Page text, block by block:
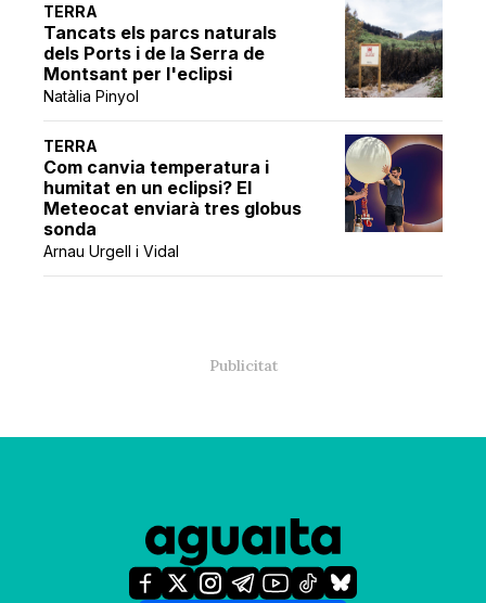
TERRA
Tancats els parcs naturals
dels Ports i de la Serra de
Montsant per l'eclipsi
Natàlia Pinyol
TERRA
Com canvia temperatura i
humitat en un eclipsi? El
Meteocat enviarà tres globus
sonda
Arnau Urgell i Vidal